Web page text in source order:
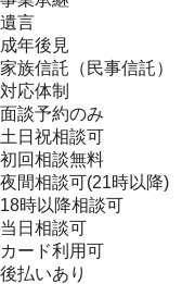
遺言
成年後見
家族信託（民事信託）
対応体制
面談予約のみ
土日祝相談可
初回相談無料
夜間相談可(21時以降)
18時以降相談可
当日相談可
カード利用可
後払いあり